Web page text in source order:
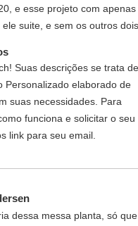
e esse projeto com apenas
suite, e sem os outros dois,
Suas descrições se trata de
Personalizado elaborado de
suas necessidades. Para
funciona e solicitar o seu
link para seu email.
dessa messa planta, só